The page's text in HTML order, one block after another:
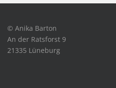
© Anika Barton
An der Ratsforst 9
21335 Lüneburg